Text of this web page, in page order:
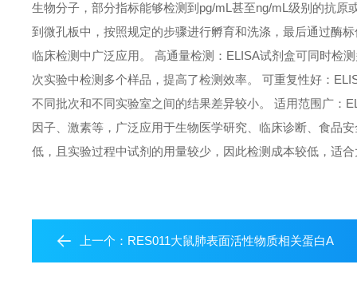
生物分子，部分指标能够检测到pg/mL甚至ng/mL级别的抗
到微孔板中，按照规定的步骤进行孵育和洗涤，最后通过酶
临床检测中广泛应用。 高通量检测：ELISA试剂盒可同时检
次实验中检测多个样品，提高了检测效率。 可重复性好：
不同批次和不同实验室之间的结果差异较小。 适用范围广：
因子、激素等，广泛应用于生物医学研究、临床诊断、食品
低，且实验过程中试剂的用量较少，因此检测成本较低，适
上一个： RES011大鼠肺表面活性物质相关蛋白A